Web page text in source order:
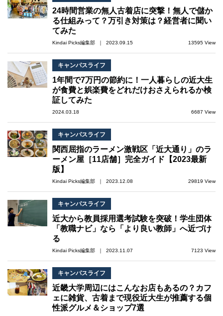
24時間営業の無人古着店に突撃！無人で儲か
る仕組みって？万引き対策は？経営者に聞い
てみた
Kindai Picks編集部 ｜ 2023.09.15 13595 View
キャンパスライフ
1年間で7万円の節約に！一人暮らしの近大生
が食費と娯楽費をどれだけおさえられるか検
証してみた
2024.03.18 6687 View
キャンパスライフ
関西屈指のラーメン激戦区「近大通り」のラ
ーメン屋［11店舗］完全ガイド【2023最新
版】
Kindai Picks編集部 ｜ 2023.12.08 29819 View
キャンパスライフ
近大から教員採用選考試験を突破！学生団体
「教職ナビ」なら「より良い教師」へ近づけ
る
Kindai Picks編集部 ｜ 2023.11.07 7123 View
キャンパスライフ
近畿大学周辺にはこんなお店もあるの？カフ
ェに雑貨、古着まで現役近大生が推薦する個
性派グルメ＆ショップ7選